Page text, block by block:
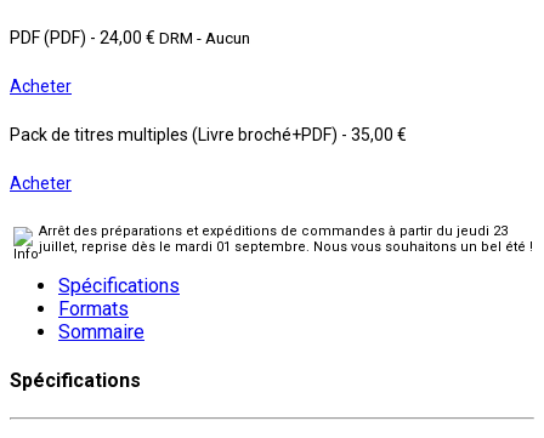
PDF (PDF) - 24,00 € DRM - Aucun
Acheter
Pack de titres multiples (Livre broché+PDF) - 35,00 €
Acheter
Arrêt des préparations et expéditions de commandes à partir du jeudi 23
juillet, reprise dès le mardi 01 septembre. Nous vous souhaitons un bel été !
Spécifications
Formats
Sommaire
Spécifications